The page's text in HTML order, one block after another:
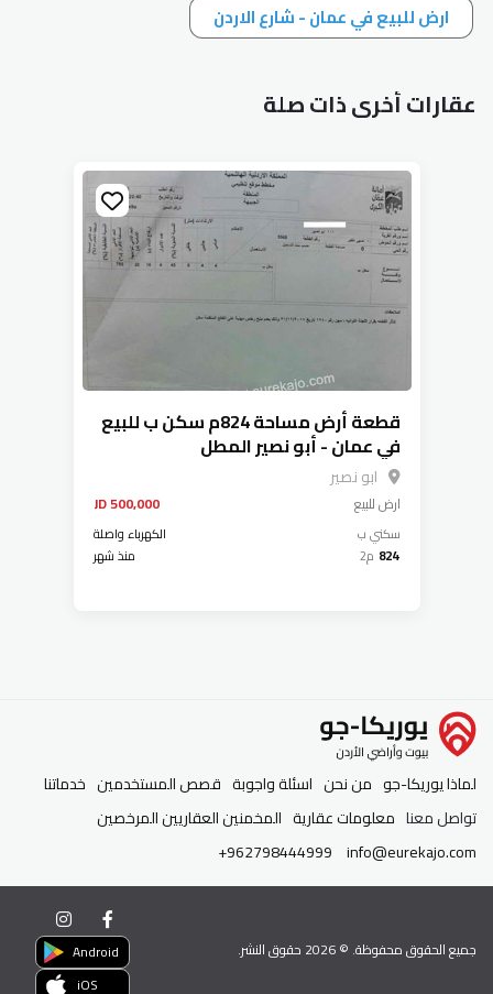
ارض للبيع في عمان - شارع الاردن
عقارات أخرى ذات صلة
قطعة أرض مساحة 824م سكن ب للبيع
في عمان - أبو نصير المطل
ابو نصير
ارضللبيع 500,000 JD
سكني ب
الكهرباء واصلة
824 م2 منذ شهر
لماذا يوريكا-جو من نحن اسئلة واجوبة قصص المستخدمين خدماتنا
تواصل معنا معلومات عقارية المخمنين العقاريين المرخصين
info@eurekajo.com
+962798444999
جميع الحقوق محفوظة. ©2026 حقوق النشر.
Android
iOS